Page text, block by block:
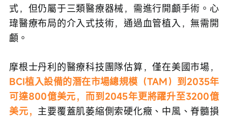
式，但仍屬于三類醫療器械，需進行開顱手術。心
瑋醫療布局的介入式技術，通過血管植入，無需開
顱。
摩根士丹利的醫療科技團隊估算，僅在美國市場，
BCI植入設備的潛在市場總規模（TAM）到2035年
可達800億美元，而到2045年更將躍升至3200億
美元， 主要覆蓋肌萎縮側索硬化癥、中風、脊髓損